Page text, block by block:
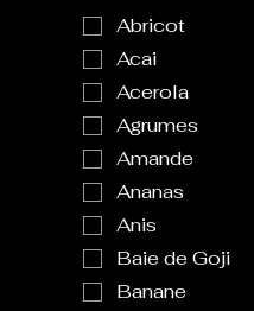
Abricot
Acai
Acerola
Agrumes
Amande
Ananas
Anis
Baie de Goji
Banane